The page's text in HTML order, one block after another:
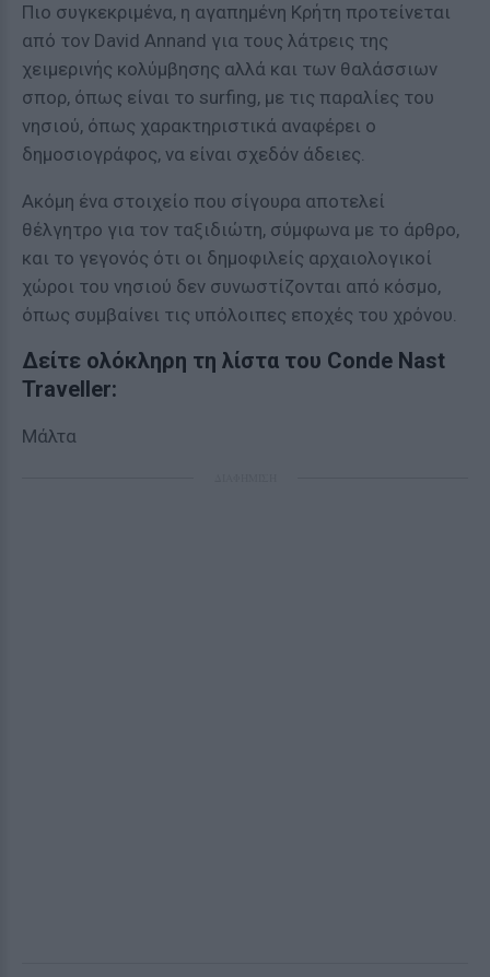
Πιο συγκεκριμένα, η αγαπημένη Κρήτη προτείνεται
από τον David Annand για τους λάτρεις της
χειμερινής κολύμβησης αλλά και των θαλάσσιων
σπορ, όπως είναι το surfing, με τις παραλίες του
νησιού, όπως χαρακτηριστικά αναφέρει ο
δημοσιογράφος, να είναι σχεδόν άδειες.
Ακόμη ένα στοιχείο που σίγουρα αποτελεί
θέλγητρο για τον ταξιδιώτη, σύμφωνα με το άρθρο,
και το γεγονός ότι οι δημοφιλείς αρχαιολογικοί
χώροι του νησιού δεν συνωστίζονται από κόσμο,
όπως συμβαίνει τις υπόλοιπες εποχές του χρόνου.
Δείτε ολόκληρη τη λίστα του Conde Nast
Traveller:
Μάλτα